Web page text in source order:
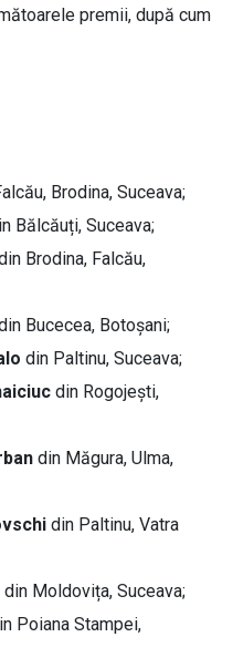
premii, după cum
Brodina, Suceava;
Bălcăuți, Suceava;
Brodina, Falcău,
Bucecea, Botoșani;
din Paltinu, Suceava;
din Rogojești,
din Măgura, Ulma,
din Paltinu, Vatra
din Moldovița, Suceava;
Poiana Stampei,